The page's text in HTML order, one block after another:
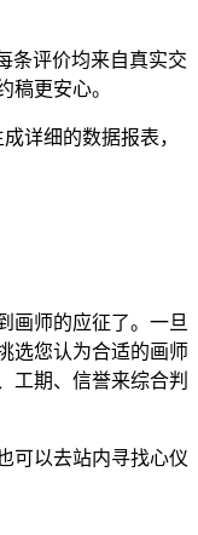
评价均来自真实交
稿更安心。
详细的数据报表，
师的应征了。一旦
选您认为合适的画师
工期、信誉来综合判
以去站内寻找心仪